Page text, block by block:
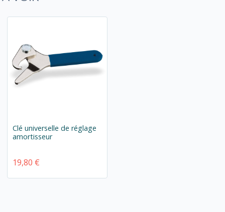
Clé universelle de réglage
amortisseur
19,80 €